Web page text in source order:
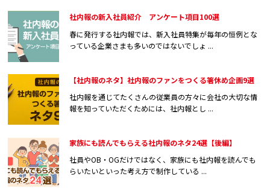
社内報の新入社員紹介 アンケート項目100選
春に発行する社内報では、新入社員特集が毎年の恒例とな
っている企業さまも多いのではないでしょ ...
【社内報のネタ】社内報のファンをつくる箸休め企画9選
社内報を通じてたくさんの従業員の方々に会社の大切な情
報を知っていただくためには、社内報とし ...
家族にも読んでもらえる社内報のネタ24選【後編】
社員やOB・OGだけではなく、家族にも社内報を読んでも
らいたいといった考え方で制作している ...